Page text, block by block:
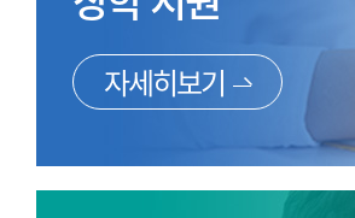
자세히보기